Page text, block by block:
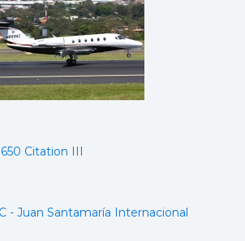
Citation III
- Juan Santamaría Internacional